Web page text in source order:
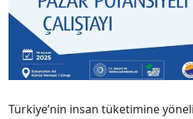
Türkiye’nin insan tüketimine